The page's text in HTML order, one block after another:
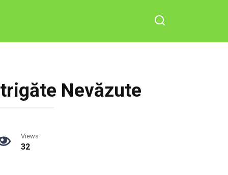
Nevăzute
Views
32